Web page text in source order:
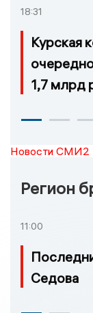
18:31
Курская
1,7 млрд
Новости СМИ2
Регион
11:00
Седова